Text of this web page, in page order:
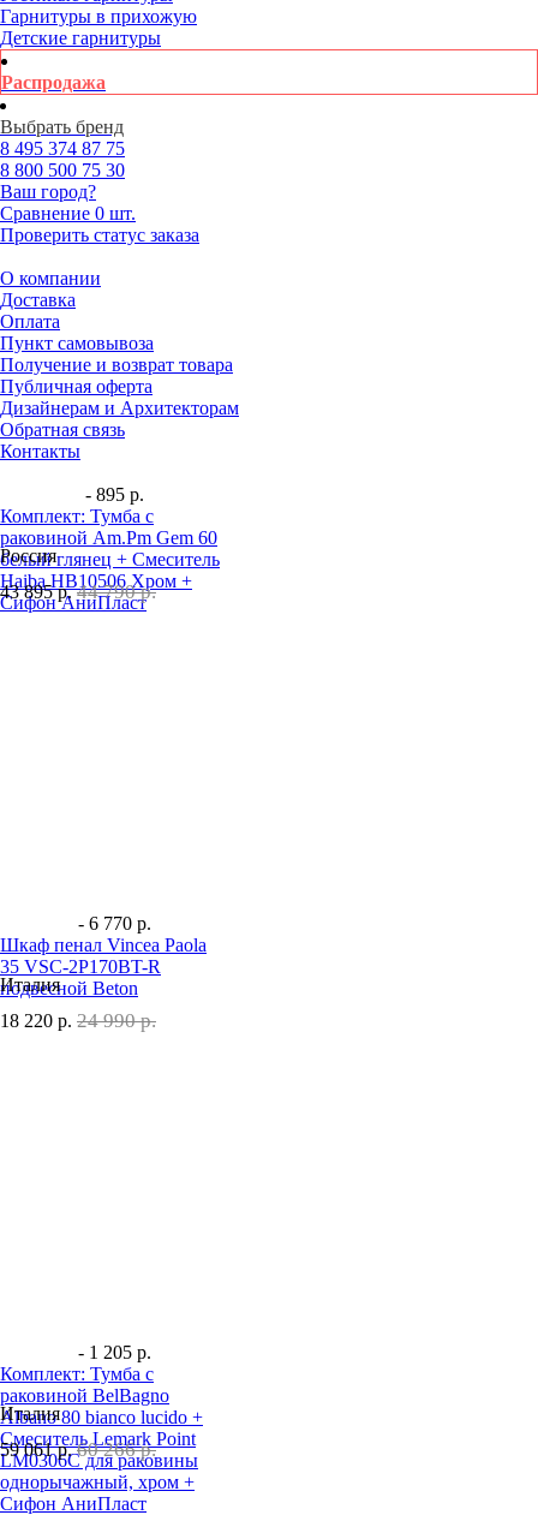
Гарнитуры в прихожую
Детские гарнитуры
Распродажа
Выбрать бренд
8 495 374 87 75
8 800 500 75 30
Ваш город?
Сравнение 0 шт.
Проверить статус заказа
О компании
Доставка
Оплата
Пункт самовывоза
Получение и возврат товара
Публичная оферта
Дизайнерам и Архитекторам
Обратная связь
Контакты
- 895 р.
Комплект: Тумба с
раковиной Am.Pm Gem 60
белый глянец + Смеситель
Haiba HB10506 Хром +
Сифон АниПласт
Россия
43 895 р. 44 790 р.
- 6 770 р.
Шкаф пенал Vincea Paola
35 VSC-2P170BT-R
подвесной Beton
Италия
18 220 р. 24 990 р.
- 1 205 р.
Комплект: Тумба с
раковиной BelBagno
Albano 80 bianco lucido +
Смеситель Lemark Point
LM0306C для раковины
однорычажный, хром +
Сифон АниПласт
Италия
59 061 р. 60 266 р.